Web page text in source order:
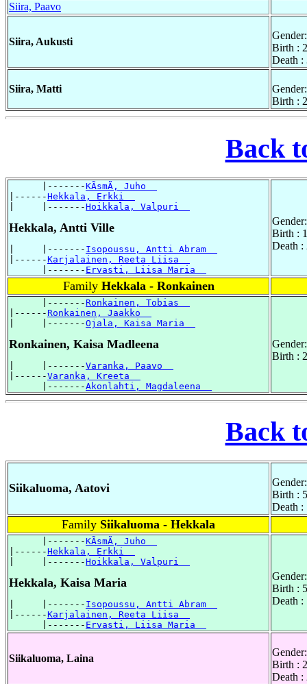
Siira, Paavo
Siira, Aukusti
Birth :
Death :
Siira, Matti
Birth :
Back
      |-------
KÃsmÃ, Juho
|------Hekkala, Erkki
|     |-------Hoikkala, Valpuri
Hekkala, Antti Ville
|     |------- Isopoussu, Antti Abram
|------Karjalainen, Reeta Liisa
      |-------
Ervasti, Liisa Maria
Birth :
Death :
Family Hekkala - Ronkainen
      |-------
Ronkainen, Tobias
|------Ronkainen, Jaakko
|     |-------Ojala, Kaisa Maria
Ronkainen, Kaisa Madleena
|     |-------Varanka, Paavo
|------Varanka, Kreeta
      |-------
Akonlahti, Magdaleena
Birth :
Back
Siikaluoma, Aatovi
Birth :
Death :
Family Siikaluoma - Hekkala
      |-------
KÃsmÃ, Juho
|------Hekkala, Erkki
|     |-------Hoikkala, Valpuri
Hekkala, Kaisa Maria
|     |------- Isopoussu, Antti Abram
|------Karjalainen, Reeta Liisa
      |-------
Ervasti, Liisa Maria
Birth :
Death :
Siikaluoma, Laina
Birth :
Death :